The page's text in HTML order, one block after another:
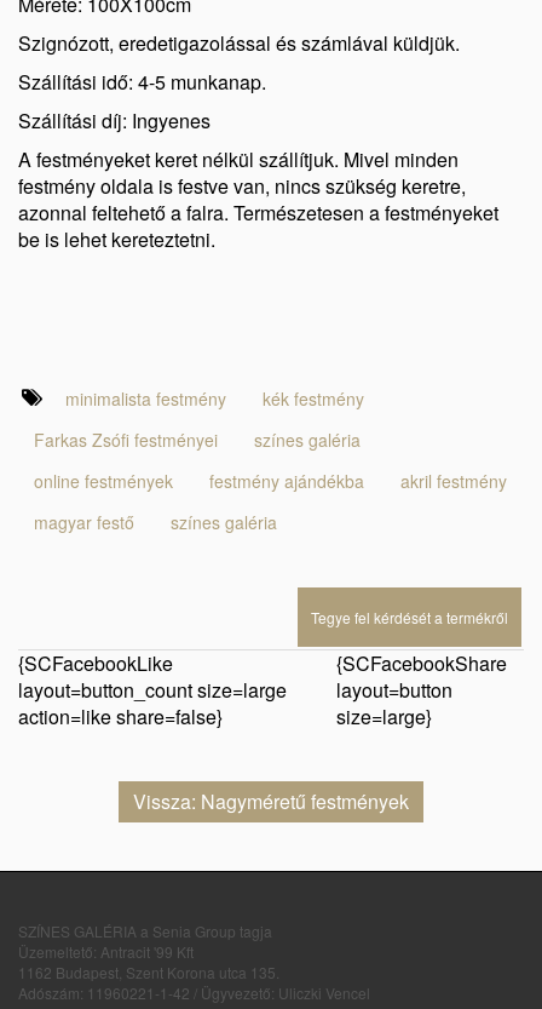
Szignózott, eredetigazolással és számlával küldjük.
Szállítási idő: 4-5 munkanap.
Szállítási díj: Ingyenes
A festményeket keret nélkül szállítjuk. Mivel minden
festmény oldala is festve van, nincs szükség keretre,
azonnal feltehető a falra. Természetesen a festményeket
be is lehet kereteztetni.
minimalista festmény
kék festmény
Farkas Zsófi festményei
színes galéria
online festmények
festmény ajándékba
akril festmény
magyar festő
színes galéria
Tegye fel kérdését a termékről
{SCFacebookLike
layout=button_count size=large
action=like share=false}
{SCFacebookShare
layout=button
size=large}
Vissza: Nagyméretű festmények
SZÍNES GALÉRIA a Senia Group tagja
Üzemeltető: Antracit '99 Kft
1162 Budapest, Szent Korona utca 135.
Adószám: 11960221-1-42 / Ügyvezető: Uliczki Vencel